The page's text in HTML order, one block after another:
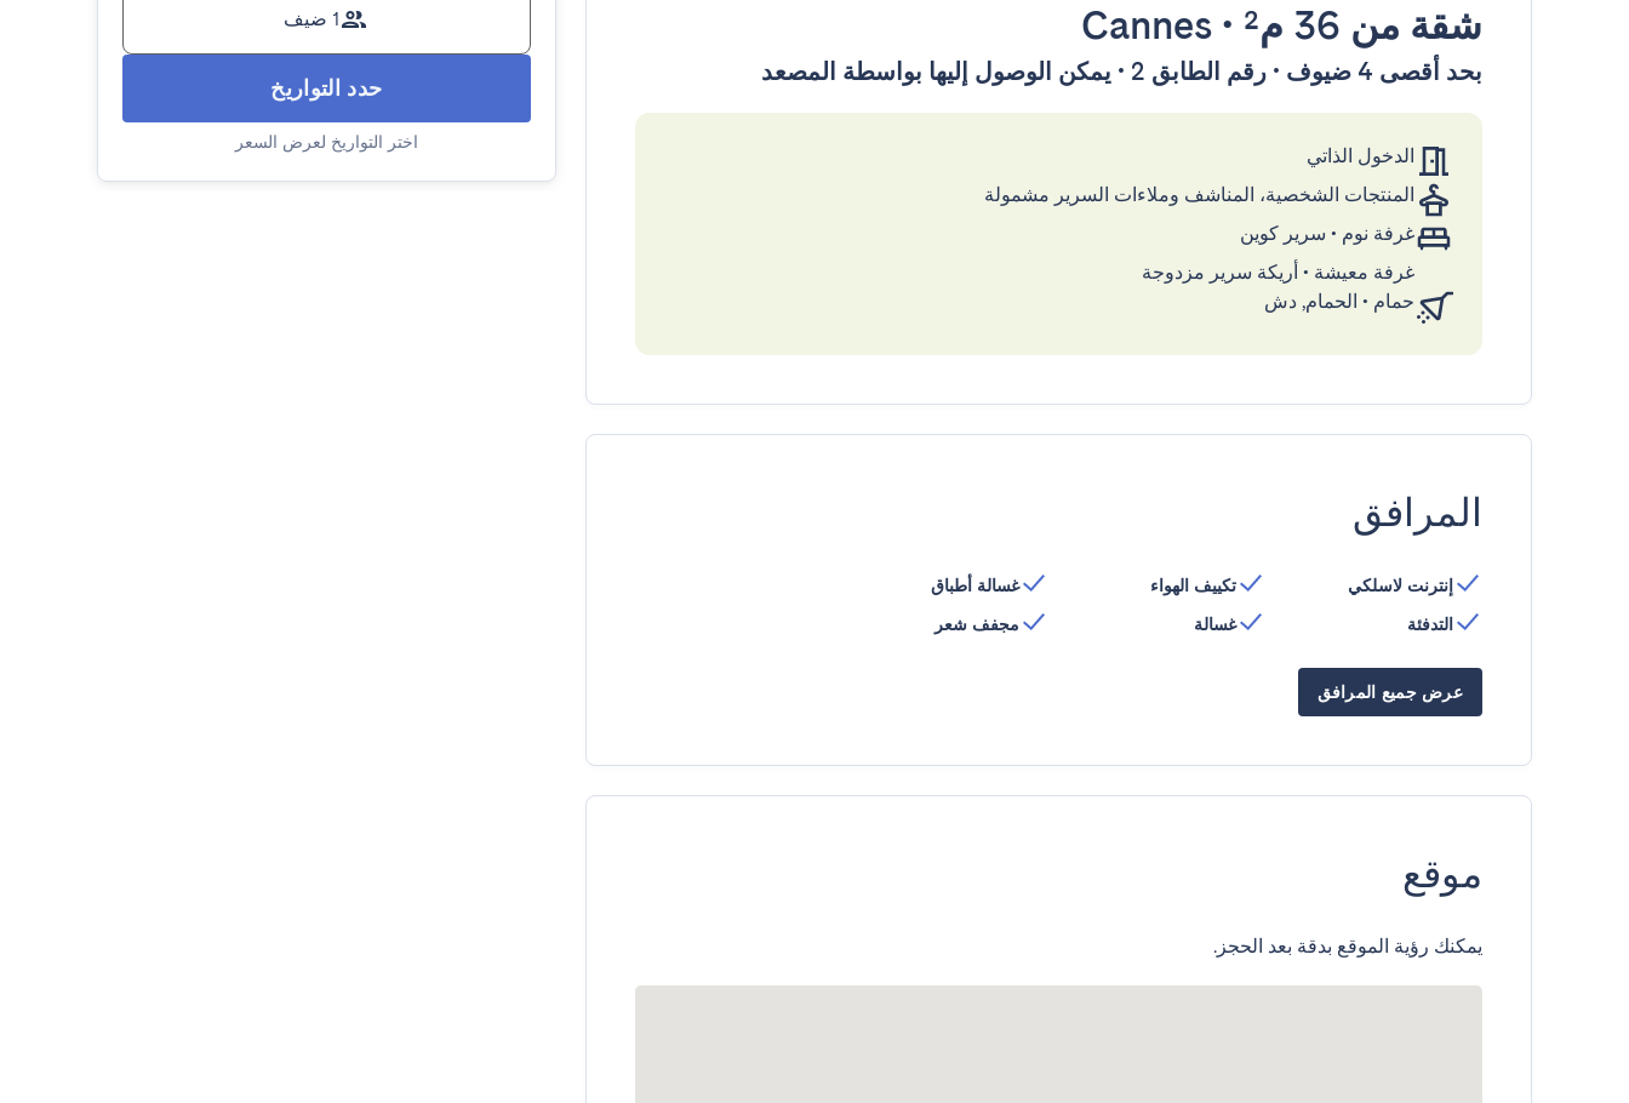
شقة من 36 م² •
Cannes
بحد أقصى 4 ضيوف • رقم الطابق 2 • يمكن الوصول إليها بواسطة المصعد
الدخول الذاتي
المنتجات الشخصية، المناشف وملاءات السرير مشمولة
غرفة نوم • سرير كوين
غرفة معيشة • أريكة سرير مزدوجة
حمام • الحمام, دش
المرافق
إنترنت لاسلكي
التدفئة
تكييف الهواء
غسالة
غسالة أطباق
مجفف شعر
عرض جميع المرافق
موقع
يمكنك رؤية الموقع بدقة بعد الحجز.
1 ضيف
حدد التواريخ
اختر التواريخ لعرض السعر